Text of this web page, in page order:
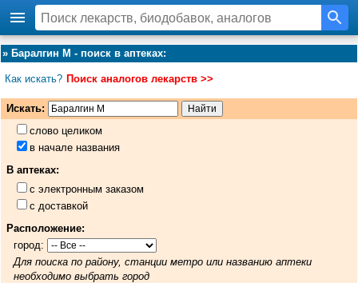
» Баралгин М - поиск в аптеках:
Как искать? Поиск аналогов лекарств >>
Искать:
слово целиком
в начале названия
В аптеках:
с электронным заказом
с доставкой
Расположение:
город:
Для поиска по району, станции метро или названию аптеки
необходимо выбрать город